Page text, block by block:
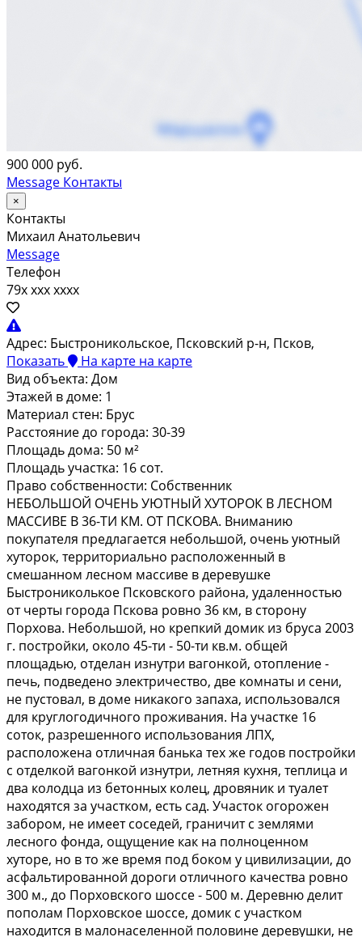
900 000 руб.
Message Контакты
×
Контакты
Михаил Анатольевич
Message
Телефон
79x xxx xxxx
Адрес: Быстроникольское, Псковский р-н, Псков,
Показать
На карте на карте
Вид объекта: Дом
Этажей в доме: 1
Материал стен: Брус
Расстояние до города: 30-39
Площадь дома: 50 м²
Площадь участка: 16 сот.
Право собственности: Собственник
НЕБОЛЬШОЙ ОЧЕНЬ УЮТНЫЙ ХУТОРОК В ЛЕСНОМ
МАССИВЕ В 36-ТИ КМ. ОТ ПСКОВА. Вниманию
покупателя предлагается небольшой, очень уютный
хуторок, территориально расположенный в
смешанном лесном массиве в деревушке
Быстрониколькое Псковского района, удаленностью
от черты города Пскова ровно 36 км, в сторону
Порхова. Небольшой, но крепкий домик из бруса 2003
г. постройки, около 45-ти - 50-ти кв.м. общей
площадью, отделан изнутри вагонкой, отопление -
печь, подведено электричество, две комнаты и сени,
не пустовал, в доме никакого запаха, использовался
для круглогодичного проживания. На участке 16
соток, разрешенного использования ЛПХ,
расположена отличная банька тех же годов постройки
с отделкой вагонкой изнутри, летняя кухня, теплица и
два колодца из бетонных колец, дровяник и туалет
находятся за участком, есть сад. Участок огорожен
забором, не имеет соседей, граничит с землями
лесного фонда, ощущение как на полноценном
хуторе, но в то же время под боком у цивилизации, до
асфальтированной дороги отличного качества ровно
300 м., до Порховского шоссе - 500 м. Деревню делит
пополам Порховское шоссе, домик с участком
находится в малонаселенной половине деревушки, не